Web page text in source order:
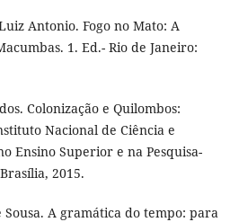
Antonio. Fogo no Mato: A
1. Ed.- Rio de Janeiro:
Colonização e Quilombos:
Nacional de Ciência e
Ensino Superior e na Pesquisa-
2015.
Sousa. A gramática do tempo: para